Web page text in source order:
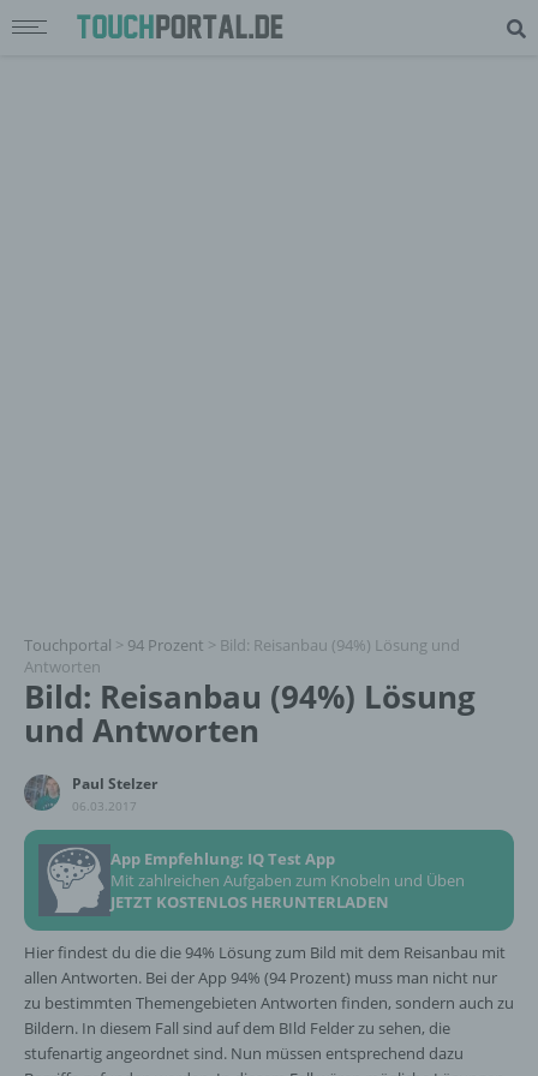
Touchportal > 94 Prozent > Bild: Reisanbau (94%) Lösung und
Antworten
Bild: Reisanbau (94%) Lösung
und Antworten
Paul Stelzer
06.03.2017
App Empfehlung: IQ Test App
Mit zahlreichen Aufgaben zum Knobeln und Üben
JETZT KOSTENLOS HERUNTERLADEN
Hier findest du die die 94% Lösung zum Bild mit dem Reisanbau mit
allen Antworten. Bei der App 94% (94 Prozent) muss man nicht nur
zu bestimmten Themengebieten Antworten finden, sondern auch zu
Bildern. In diesem Fall sind auf dem BIld Felder zu sehen, die
stufenartig angeordnet sind. Nun müssen entsprechend dazu